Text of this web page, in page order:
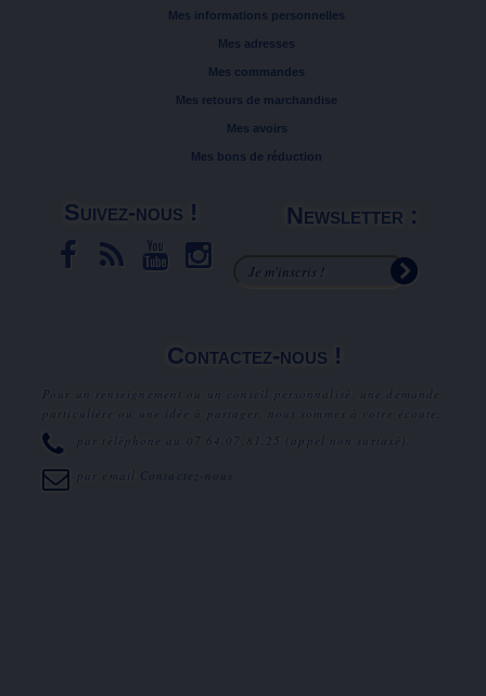
Mes informations personnelles
Mes adresses
Mes commandes
Mes retours de marchandise
Mes avoirs
Mes bons de réduction
Suivez-nous ! Newsletter :
Contactez-nous !
Pour un renseignement ou un conseil personnalisé, une demande
particulière ou une idée à partager, nous sommes à votre écoute.
par téléphone au
07.64.07.81.25 (appel non surtaxé).
par email Contactez-nous